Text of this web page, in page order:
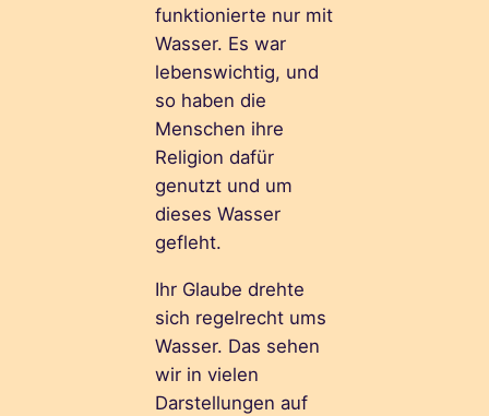
funktionierte nur mit
Wasser. Es war
lebenswichtig, und
so haben die
Menschen ihre
Religion dafür
genutzt und um
dieses Wasser
gefleht.
Ihr Glaube drehte
sich regelrecht ums
Wasser. Das sehen
wir in vielen
Darstellungen auf